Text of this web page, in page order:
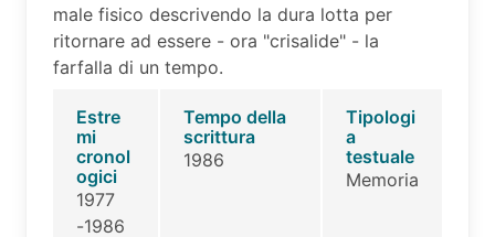
male fisico descrivendo la dura lotta per
ritornare ad essere - ora "crisalide" - la
farfalla di un tempo.
Estre
mi
cronol
ogici
1977
-1986
Tempo della
scrittura
1986
Tipologi
a
testuale
Memoria